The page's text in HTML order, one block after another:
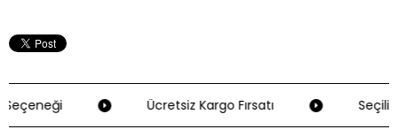
Ücretsiz Kargo Fırsatı Seçili